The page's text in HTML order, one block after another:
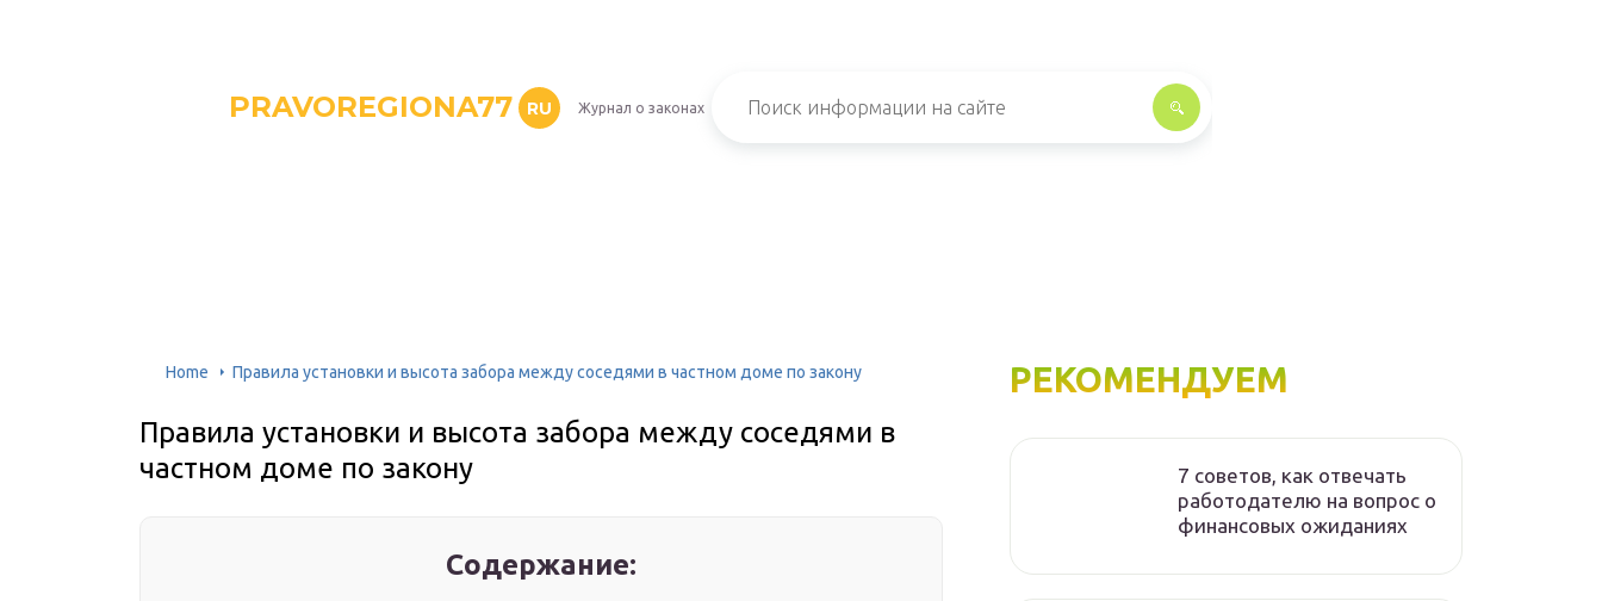
PRAVOREGIONA77 RU Журнал о законах
Home Правила установки и высота забора между соседями в частном доме по закону
Правила установки и высота забора между соседями в
частном доме по закону
Содержание:
РЕКОМЕНДУЕМ
7 советов, как отвечать
работодателю на вопрос о
финансовых ожиданиях